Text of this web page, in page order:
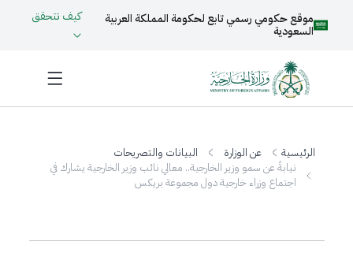
موقع حكومي رسمي تابع لحكومة المملكة العربية
السعودية
كيف تتحقق
الرئيسية عن الوزارة
البيانات والتصريحات
نيابةً عن سمو وزير الخارجية.. معالي نائب وزير الخارجية يشارك في
اجتماع وزراء خارجية دول مجموعة بريكس